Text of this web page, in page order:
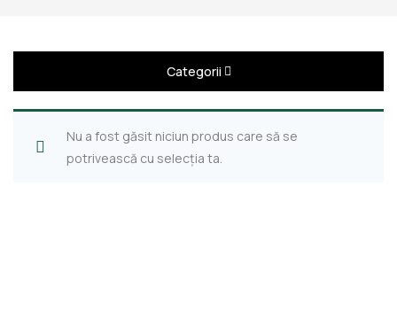
Categorii
Nu a fost găsit niciun produs care să se
potrivească cu selecția ta.